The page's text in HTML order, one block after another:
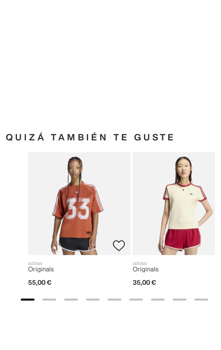
QUIZÁ TAMBIÉN TE GUSTE
adidas
Originals
55,00 €
adidas
Originals
35,00 €